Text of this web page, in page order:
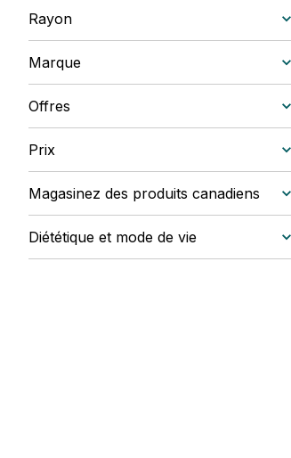
Rayon
Marque
Offres
Prix
Magasinez des produits canadiens
Diététique et mode de vie